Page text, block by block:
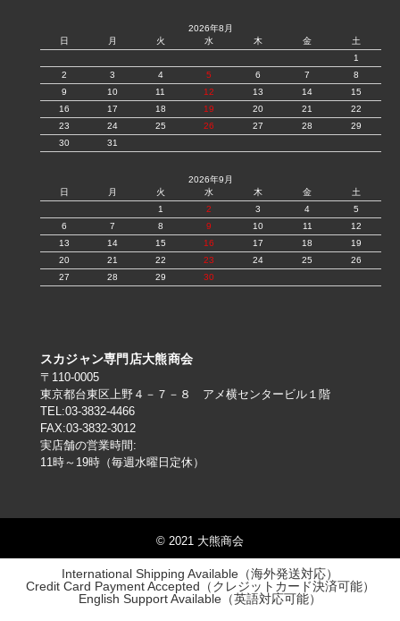
2026年8月
日
月 火 水 木 金
土
1
2
3 4 5 6 7
8
9
10 11 12 13 14
15
16
17 18 19 20 21
22
23
24 25 26 27 28
29
30
31
2026年9月
日
月 火 水 木 金
土
1
2 3 4
5
6
7 8 9 10 11
12
13
14 15 16 17 18
19
20
21 22 23 24 25
26
27
28 29 30
スカジャン専門店大熊商会
〒110-0005
東京都台東区上野４－７－８ アメ横センタービル１階
TEL:03-3832-4466
FAX:03-3832-3012
実店舗の営業時間:
11時～19時（毎週水曜日定休）
© 2021 大熊商会
International Shipping Available（海外発送対応）
Credit Card Payment Accepted（クレジットカード決済可能）
English Support Available（英語対応可能）